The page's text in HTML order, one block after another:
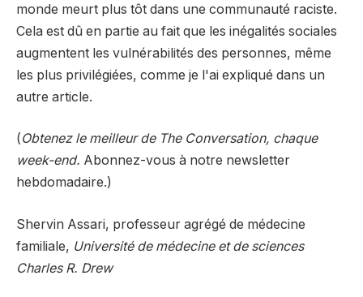
monde meurt plus tôt dans une communauté raciste.
Cela est dû en partie au fait que les inégalités sociales
augmentent les vulnérabilités des personnes, même
les plus privilégiées, comme je l'ai expliqué dans un
autre article.
(Obtenez le meilleur de The Conversation, chaque
week-end. Abonnez-vous à notre newsletter
hebdomadaire.)
Shervin Assari, professeur agrégé de médecine
familiale, Université de médecine et de sciences
Charles R. Drew